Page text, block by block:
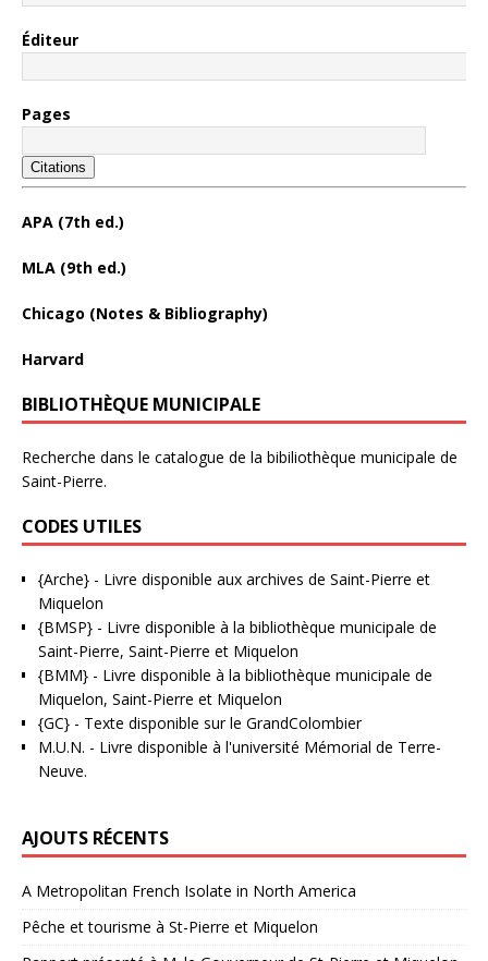
Éditeur
Pages
Citations
APA (7th ed.)
MLA (9th ed.)
Chicago (Notes & Bibliography)
Harvard
BIBLIOTHÈQUE MUNICIPALE
Recherche dans le catalogue de la bibiliothèque municipale de
Saint-Pierre.
CODES UTILES
{Arche} - Livre disponible aux archives de Saint-Pierre et
Miquelon
{BMSP} - Livre disponible à la bibliothèque municipale de
Saint-Pierre, Saint-Pierre et Miquelon
{BMM} - Livre disponible à la bibliothèque municipale de
Miquelon, Saint-Pierre et Miquelon
{GC} - Texte disponible sur le GrandColombier
M.U.N. - Livre disponible à l'université Mémorial de Terre-
Neuve.
AJOUTS RÉCENTS
A Metropolitan French Isolate in North America
Pêche et tourisme à St-Pierre et Miquelon